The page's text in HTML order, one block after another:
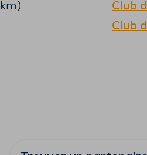
km) Club
Club